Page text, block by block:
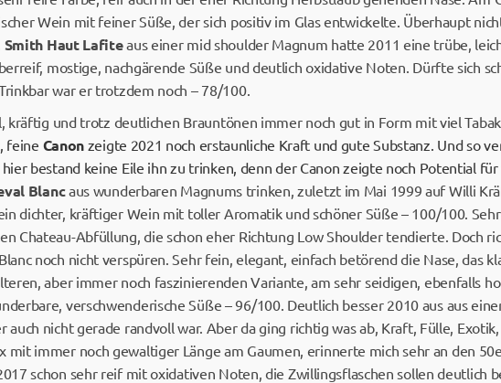
Wein mit feiner Süße, der sich positiv im Glas entwickelte. Überhaupt
Smith Haut Lafiteaus einer mid shoulder Magnum hatte 2011 eine trübe,
mostige, nachgärende Süße und deutlich oxidative Noten. Dürfte sich
war er trotzdem noch – 78/100.
kräftig und trotz deutlichen Brauntönen immer noch gut in Form mit viel
feine Canon zeigte 2021 noch erstaunliche Kraft und gute Substanz. Und so
hier bestand keine Eile ihn zu trinken, denn der Canon zeigte noch Potential
Blancaus wunderbaren Magnums trinken, zuletzt im Mai 1999 auf Willi
dichter, kräftiger Wein mit toller Aromatik und schöner Süße – 100/100.
Chateau-Abfüllung, die schon eher Richtung Low Shoulder tendierte. Doch
noch nicht verspüren. Sehr fein, elegant, einfach betörend die Nase, das
aber immer noch faszinierenden Variante, am sehr seidigen, ebenfalls
verschwenderische Süße – 96/100. Deutlich besser 2010 aus aus
auch nicht gerade randvoll war. Aber da ging richtig was ab, Kraft, Fülle,
mit immer noch gewaltiger Länge am Gaumen, erinnerte mich sehr an den
schon sehr reif mit oxidativen Noten, die Zwillingsflaschen sollen deutlich